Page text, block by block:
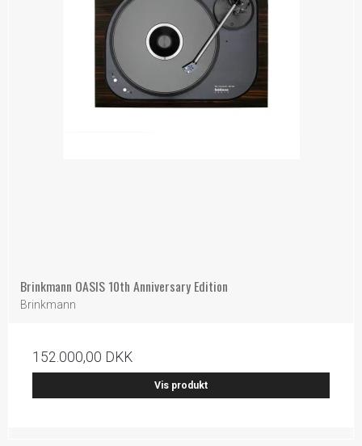
Brinkmann OASIS 10th Anniversary Edition
Brinkmann
152.000,00 DKK
Vis produkt